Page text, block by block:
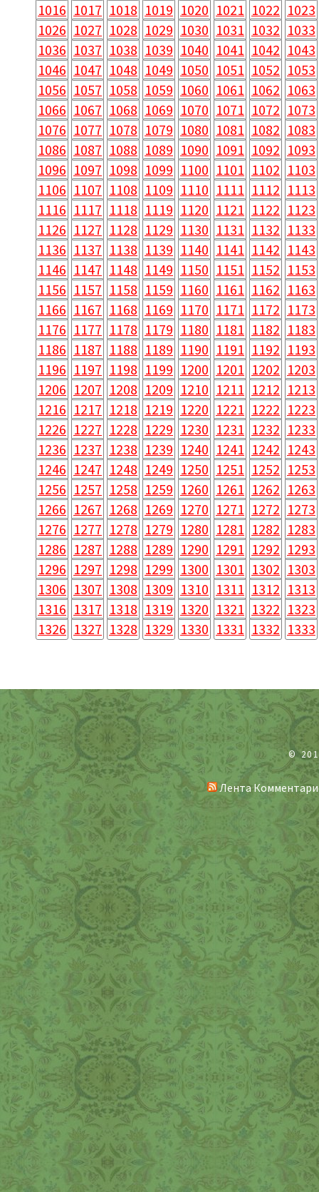
1016 1017 1018 1019 1020 1021 1022 1023
1026 1027 1028 1029 1030 1031 1032 1033
1036 1037 1038 1039 1040 1041 1042 1043
1046 1047 1048 1049 1050 1051 1052 1053
1056 1057 1058 1059 1060 1061 1062 1063
1066 1067 1068 1069 1070 1071 1072 1073
1076 1077 1078 1079 1080 1081 1082 1083
1086 1087 1088 1089 1090 1091 1092 1093
1096 1097 1098 1099 1100 1101 1102 1103
1106 1107 1108 1109 1110 1111 1112 1113
1116 1117 1118 1119 1120 1121 1122 1123
1126 1127 1128 1129 1130 1131 1132 1133
1136 1137 1138 1139 1140 1141 1142 1143
1146 1147 1148 1149 1150 1151 1152 1153
1156 1157 1158 1159 1160 1161 1162 1163
1166 1167 1168 1169 1170 1171 1172 1173
1176 1177 1178 1179 1180 1181 1182 1183
1186 1187 1188 1189 1190 1191 1192 1193
1196 1197 1198 1199 1200 1201 1202 1203
1206 1207 1208 1209 1210 1211 1212 1213
1216 1217 1218 1219 1220 1221 1222 1223
1226 1227 1228 1229 1230 1231 1232 1233
1236 1237 1238 1239 1240 1241 1242 1243
1246 1247 1248 1249 1250 1251 1252 1253
1256 1257 1258 1259 1260 1261 1262 1263
1266 1267 1268 1269 1270 1271 1272 1273
1276 1277 1278 1279 1280 1281 1282 1283
1286 1287 1288 1289 1290 1291 1292 1293
1296 1297 1298 1299 1300 1301 1302 1303
1306 1307 1308 1309 1310 1311 1312 1313
1316 1317 1318 1319 1320 1321 1322 1323
1326 1327 1328 1329 1330 1331 1332 1333
©
Лента